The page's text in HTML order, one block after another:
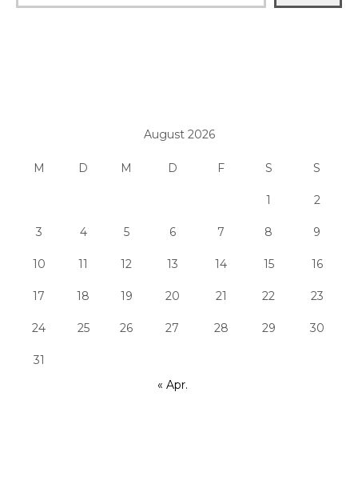
August 2026
M D M D F S S
1 2
3 4 5 6 7 8 9
10 11 12 13 14 15 16
17 18 19 20 21 22 23
24 25 26 27 28 29 30
31
« Apr.